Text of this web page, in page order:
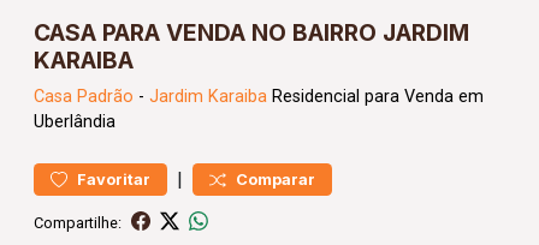
CASA PARA VENDA NO BAIRRO JARDIM
KARAIBA
Casa Padrão - Jardim Karaiba Residencial para Venda em
Uberlândia
Favoritar | Comparar
Compartilhe: